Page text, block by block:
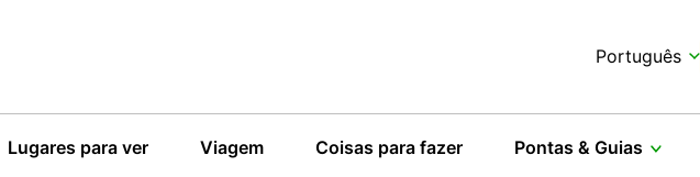
Português
Lugares para ver Viagem Coisas para fazer Pontas & Guias